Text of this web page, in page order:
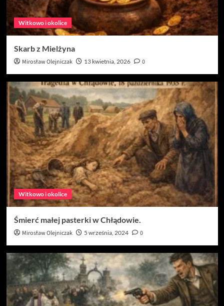
Witkowo i okolice
Skarb z Mielżyna
Mirosław Olejniczak 13 kwietnia, 2026 0
Witkowo i okolice
Śmierć małej pasterki w Chłądowie.
Mirosław Olejniczak 5 września, 2024 0